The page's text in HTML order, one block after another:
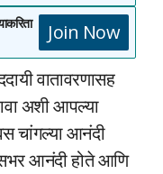
Join Now
वातावरणासह
अशी आपल्या
चांगल्या आनंदी
आनंदी होते आणि